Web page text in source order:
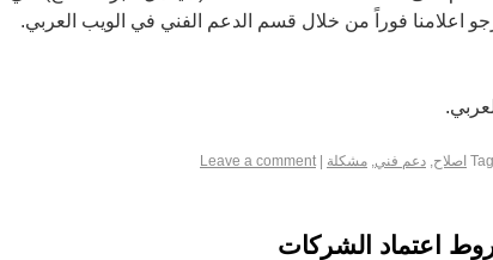
اعلامنا فوراً من خلال قسم الدعم الفني في الويب العربي.
اصلاح, دعم فني, مشكلة Leave a comment
اعتماد الشركات